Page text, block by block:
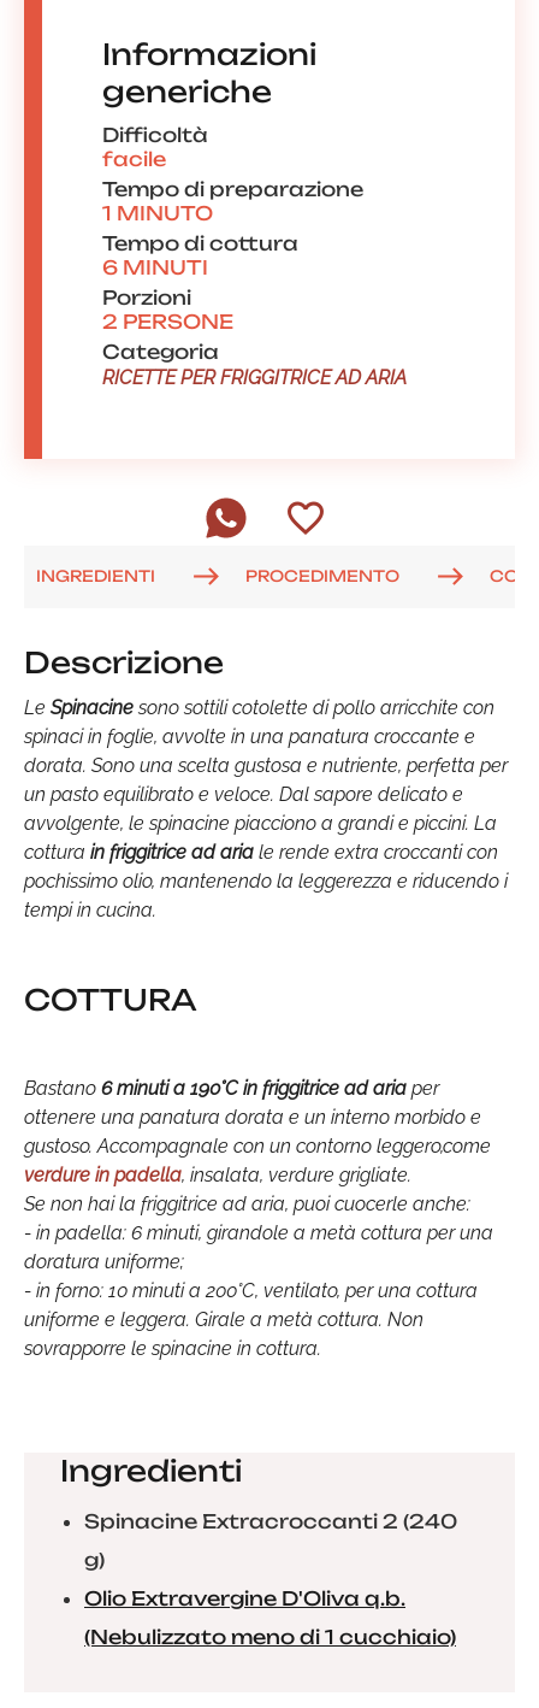
Informazioni
generiche
Difficoltà
facile
Tempo di preparazione
1 MINUTO
Tempo di cottura
6 MINUTI
Porzioni
2 PERSONE
Categoria
RICETTE PER FRIGGITRICE AD ARIA
INGREDIENTI PROCEDIMENTO
Descrizione
Le Spinacinesono sottili cotolette di pollo arricchite con
spinaci in foglie, avvolte in una panatura croccante e
dorata. Sono una scelta gustosa e nutriente, perfetta per
un pasto equilibrato e veloce. Dal sapore delicato e
avvolgente, le spinacine piacciono a grandi e piccini. La
cottura in friggitrice ad aria le rende extra croccanti con
pochissimo olio, mantenendo la leggerezza e riducendo i
tempi in cucina.
COTTURA
Bastano 6 minuti a 190°C in friggitrice ad aria per
ottenere una panatura dorata e un interno morbido e
gustoso. Accompagnale con un contorno leggero,come
verdure in padella, insalata, verdure grigliate.
Se non hai la friggitrice ad aria, puoi cuocerle anche:
- in padella: 6 minuti, girandole a metà cottura per una
doratura uniforme;
- in forno: 10 minuti a 200°C, ventilato, per una cottura
uniforme e leggera. Girale a metà cottura. Non
sovrapporre le spinacine in cottura.
Ingredienti
Spinacine Extracroccanti 2 (240
g)
Olio Extravergine D'Oliva q.b.
(Nebulizzato meno di 1 cucchiaio)